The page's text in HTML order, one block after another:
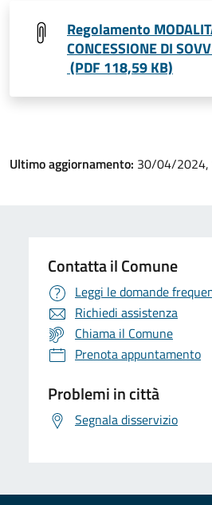
Regolamento
CONCESSIONE DI
(PDF 118,59 KB)
Ultimo aggiornamento: 30/04/2024,
Contatta il Comune
Leggi le domande
Richiedi assistenza
Chiama il Comune
Prenota appuntamento
Problemi in città
Segnala disservizio